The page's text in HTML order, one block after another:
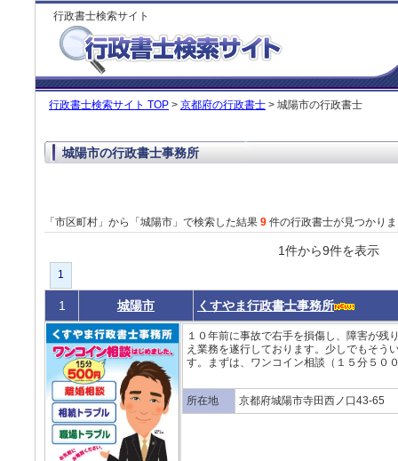
行政書士検索サイト
行政書士検索サイト TOP > 京都府の行政書士 > 城陽市の行政書士
城陽市の行政書士事務所
「市区町村」から「城陽市」で検索した結果 9 件の行政書士が見つかり
1件から9件を表
1
1 城陽市 くすやま行政書士事務所
１０年前に事故で右手を損傷し、障害が残
え業務を遂行しております。少しでもそう
す。まずは、ワンコイン相談（１５分５０
所在地 京都府城陽市寺田西ノ口43-65